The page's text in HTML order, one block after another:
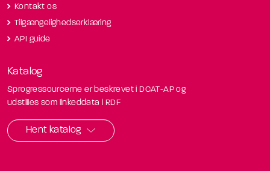
Kontakt os
Tilgængelighedserklæring
API guide
Katalog
Sprogressourcerne er beskrevet i DCAT-AP og
udstilles som linkeddata i RDF
Hent katalog